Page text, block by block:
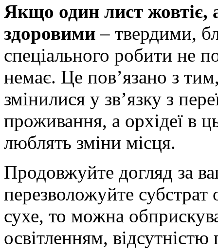
Якщо один лист
здоровими – твердими,
спеціального робити не
немає. Це пов’язано з
змінилися у зв’язку з
проживання, а орхідеї в
люблять зміни місця.
Продовжуйте догляд за
перезволожуйте
сухе, то можна
освітленням,